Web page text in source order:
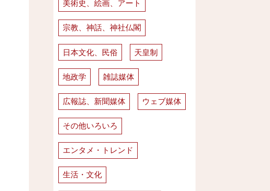
美術史、絵画、アート
宗教、神話、神社仏閣
日本文化、民俗 天皇制
地政学 雑誌媒体
広報誌、新聞媒体 ウェブ媒体
その他いろいろ
エンタメ・トレンド
生活・文化